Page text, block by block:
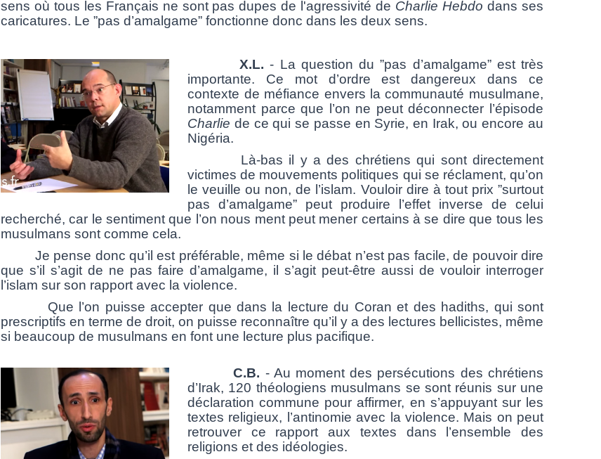
sens où tous les Français ne sont pas dupes de l'agressivité de Charlie Hebdodans ses
caricatures. Le ”pas d’amalgame”fonctionne donc dans les deux sens.
X.L. - La question du”pas d’amalgame”est très
importante. Ce mot d’ordre est dangereux dans ce
contexte de méfiance envers la communauté musulmane,
notamment parce que l’on ne peut déconnecter l’épisode
Charlie de ce qui se passe en Syrie, en Irak, ou encore au
Nigéria.
Là-bas il y a des chrétiens qui sont directement
victimes de mouvements politiques qui se réclament, qu’on
le veuille ou non, de l’islam. Vouloir dire à tout prix ”surtout
pas d’amalgame” peut produire l’effet inverse de celui
recherché, car le sentiment que l’on nous ment peut mener certains à se dire que tous les
musulmans sont comme cela.
Je pense donc qu’il est préférable, même si le débat n’est pas facile, de pouvoir dire
que s’il s’agit de ne pas faire d’amalgame, il s’agit peut-être aussi de vouloir interroger
l’islam sur son rapport avec la violence.
Que l’on puisse accepter que dans la lecture du Coran et des hadiths, qui sont
prescriptifs en terme de droit, on puisse reconnaître qu’il y a des lectures bellicistes, même
si beaucoup de musulmans en font une lecture plus pacifique.
C.B. - Au moment des persécutions des chrétiens
d’Irak, 120 théologiens musulmans se sont réunis sur une
déclaration commune pour affirmer, en s’appuyant sur les
textes religieux, l’antinomie avec la violence. Mais on peut
retrouver ce rapport aux textes dans l’ensemble des
religions et des idéologies.